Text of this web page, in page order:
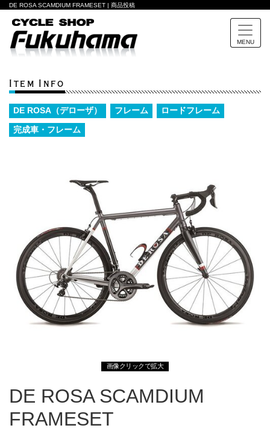
DE ROSA SCAMDIUM FRAMESET | 商品投稿
MENU
Item Info
DE ROSA（デローザ） フレーム ロードフレーム
完成車・フレーム
画像クリックで拡大
DE ROSA SCAMDIUM
FRAMESET